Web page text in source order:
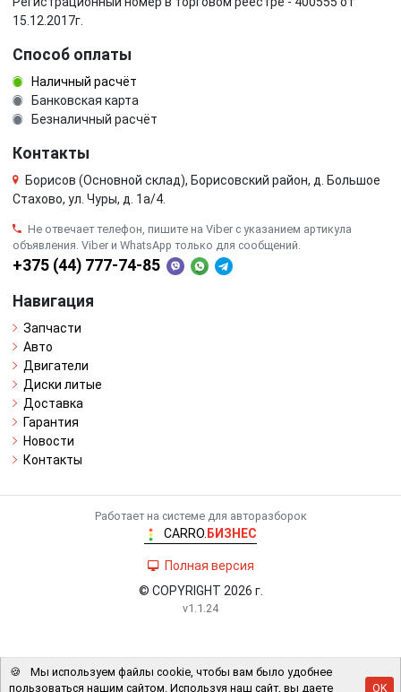
15.12.2017г.
Способ оплаты
Наличный расчёт
Банковская карта
Безналичный расчёт
Контакты
Борисов (Основной склад), Борисовский район, д. Большое
Стахово, ул. Чуры, д. 1a/4.
Не отвечает телефон, пишите на Viber с указанием артикула
объявления. Viber и WhatsApp только для сообщений.
+375 (44) 777-74-85
Навигация
Запчасти
Авто
Двигатели
Диски литые
Доставка
Гарантия
Новости
Контакты
Работает на системе для авторазборок
CARRO. БИЗНЕС
Полная версия
© COPYRIGHT 2026 г.
v1.1.24
🍪
Мы используем файлы cookie, чтобы вам было удобнее
пользоваться нашим сайтом. Используя наш сайт, вы даете
OK